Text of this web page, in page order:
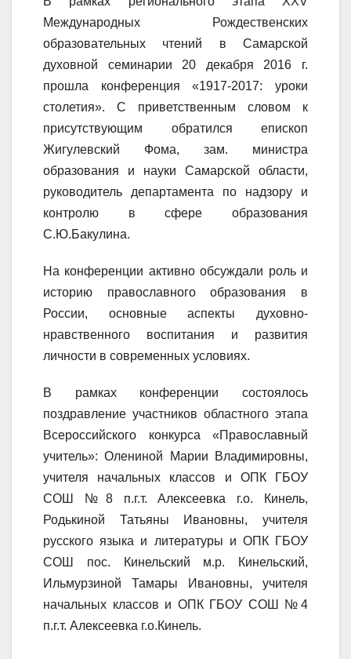
Международных Рождественских
образовательных чтений в Самарской
духовной семинарии 20 декабря 2016 г.
прошла конференция «1917-2017: уроки
столетия». С приветственным словом к
присутствующим обратился епископ
Жигулевский Фома, зам. министра
образования и науки Самарской области,
руководитель департамента по надзору и
контролю в сфере образования
С.Ю.Бакулина.
На конференции активно обсуждали роль и
историю православного образования в
России, основные аспекты духовно-
нравственного воспитания и развития
личности в современных условиях.
В рамках конференции состоялось
поздравление участников областного этапа
Всероссийского конкурса «Православный
учитель»: Олениной Марии Владимировны,
учителя начальных классов и ОПК ГБОУ
СОШ №8 п.г.т. Алексеевка г.о. Кинель,
Родькиной Татьяны Ивановны, учителя
русского языка и литературы и ОПК ГБОУ
СОШ пос. Кинельский м.р. Кинельский,
Ильмурзиной Тамары Ивановны, учителя
начальных классов и ОПК ГБОУ СОШ №4
п.г.т. Алексеевка г.о.Кинель.